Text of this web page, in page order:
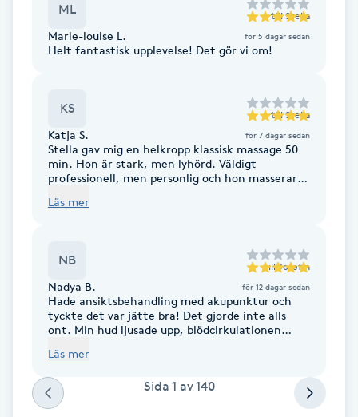
Hot yoga
Hudföryngring
Huduppstramning
Hyaluronsyra
Hyperhidros
Hypnos
ML till Stella
Marie-louise L. för 5 dagar sedan
Helt fantastisk upplevelse! Det gör vi om!
KS till Stella
Katja S. för 7 dagar sedan
Stella gav mig en helkropp klassisk massage 50
min. Hon är stark, men lyhörd. Väldigt
professionell, men personlig och hon masserar
massage jag upplevt! Var rädd om henne! Ni har
Läs mer
NB till Josefin
Nadya B. för 12 dagar sedan
Hade ansiktsbehandling med akupunktur och
tyckte det var jätte bra! Det gjorde inte alls
ont. Min hud ljusade upp, blödcirkulationen
bra upplevelse och resultat! Rekommenderar
Läs mer
Sida 1 av140